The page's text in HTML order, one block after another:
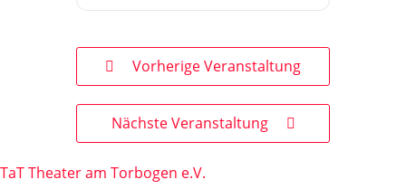
Vorherige Veranstaltung
Nächste Veranstaltung
TaT Theater am Torbogen e.V.